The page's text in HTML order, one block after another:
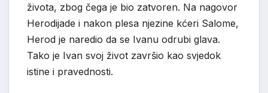
života, zbog čega je bio zatvoren. Na nagovor
Herodijade i nakon plesa njezine kćeri Salome,
Herod je naredio da se Ivanu odrubi glava.
Tako je Ivan svoj život završio kao svjedok
istine i pravednosti.